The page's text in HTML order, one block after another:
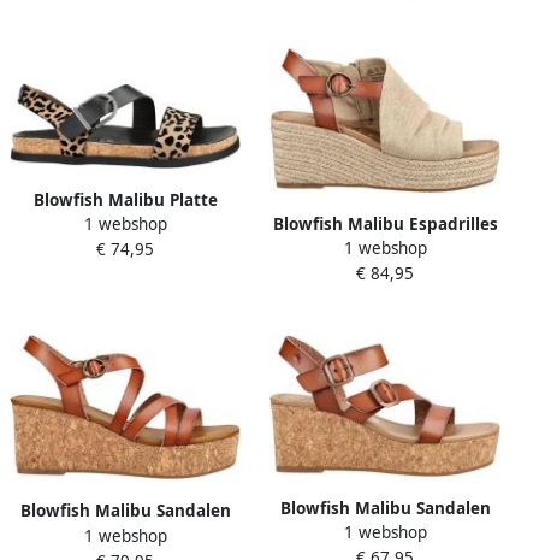
Blowfish Malibu Platte
sandalen
1 webshop
€ 74,95
Blowfish Malibu Espadrilles
Sandalen
1 webshop
€ 84,95
Blowfish Malibu Sandalen
met sleehak Sandalen
1 webshop
Blowfish Malibu Sandalen
met sleehak Sandalen
1 webshop